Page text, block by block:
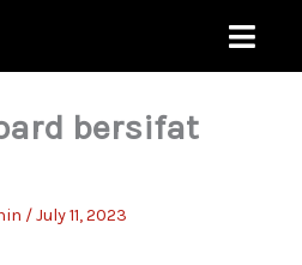
bersifat
/July 11, 2023